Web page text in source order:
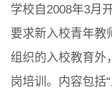
学校自2008年3月
要求新入校青年教
组织的入校教育外
岗培训。内容包括